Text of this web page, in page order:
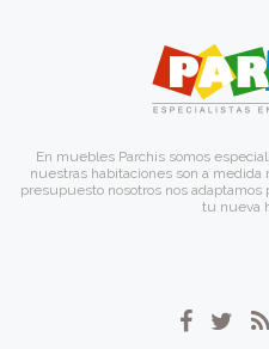
En muebles Parchis somos
nuestras habitaciones son a
presupuesto nosotros nos
tu nueva